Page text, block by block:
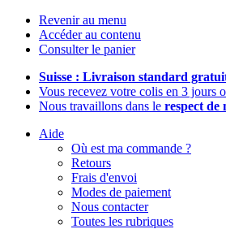
Revenir au menu
Accéder au contenu
Consulter le panier
Suisse : Livraison standard
Vous recevez votre colis en 3 jours
Nous travaillons dans le respect de
Aide
Où est ma commande ?
Retours
Frais d'envoi
Modes de paiement
Nous contacter
Toutes les rubriques